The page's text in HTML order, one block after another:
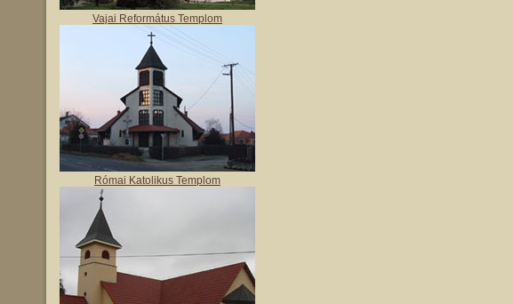
Vajai Református Templom
Római Katolikus Templom